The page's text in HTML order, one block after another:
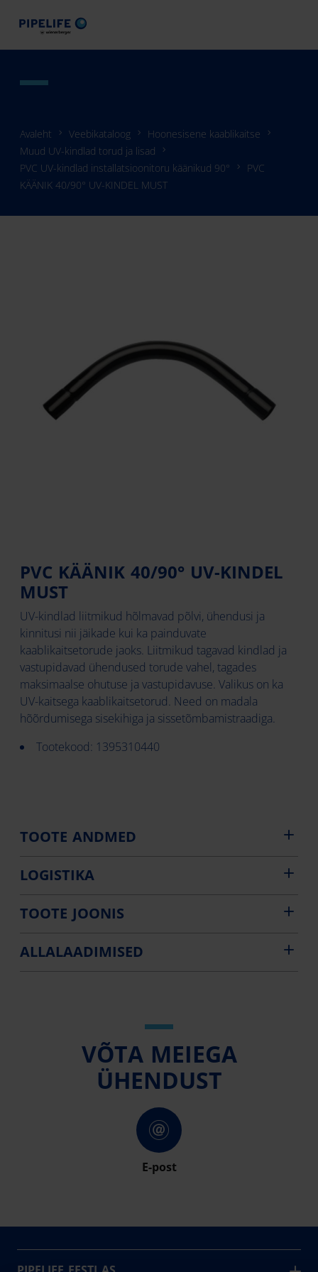
Avaleht Veebikataloog
Hoonesisene kaablikaitse
Muud UV-kindlad torud ja lisad
PVC UV-kindlad installatsioonitoru käänikud 90°
PVC
KÄÄNIK 40/90° UV-KINDEL MUST
PVC KÄÄNIK 40/90° UV-KINDEL
MUST
UV-kindlad liitmikud hõlmavad põlvi, ühendusi ja
kinnitusi nii jäikade kui ka painduvate
kaablikaitsetorude jaoks.​ Liitmikud tagavad kindlad ja
vastupidavad ühendused torude vahel, tagades
maksimaalse ohutuse ja vastupidavuse. Valikus on ka
UV-kaitsega kaablikaitsetorud. Need on madala
hõõrdumisega sisekihiga ja sissetõmbamistraadiga.
Tootekood: 1395310440
TOOTE ANDMED
LOGISTIKA
TOOTE JOONIS
ALLALAADIMISED
VÕTA MEIEGA
ÜHENDUST
E-post